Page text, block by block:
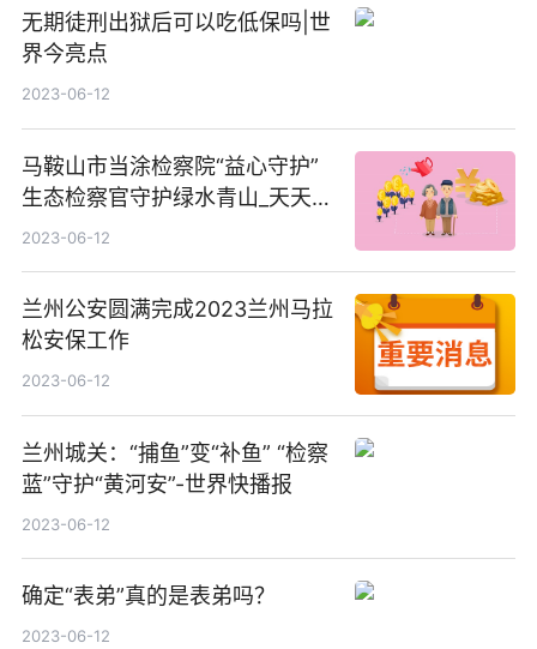
无期徒刑出狱后可以吃低保吗|世
界今亮点
2023-06-12
马鞍山市当涂检察院“益心守护”
生态检察官守护绿水青山_天天观
点
2023-06-12
兰州公安圆满完成2023兰州马拉
松安保工作
2023-06-12
兰州城关：“捕鱼”变“补鱼” “检察
蓝”守护“黄河安”-世界快播报
2023-06-12
确定“表弟”真的是表弟吗？
2023-06-12